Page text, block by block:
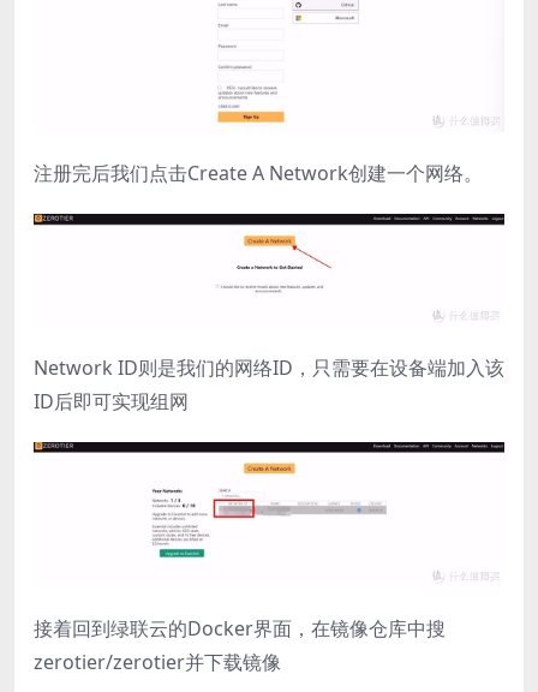
注册完后我们点击Create A Network创建一个网络。
Network ID则是我们的网络ID，只需要在设备端加入该
ID后即可实现组网
接着回到绿联云的Docker界面，在镜像仓库中搜
zerotier/zerotier并下载镜像